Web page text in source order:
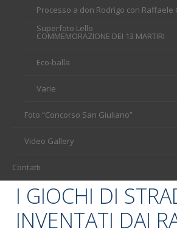
Processo a don Rodrigo con Raffaele
Superfoto Lello
COMMEMORAZIONE DEI 13 MARTIRI
Eco-balla
Varie
Foto “Concorso San Giuliano”
Video Gallery
Contatti
I GIOCHI DI
INVENTATI DAI